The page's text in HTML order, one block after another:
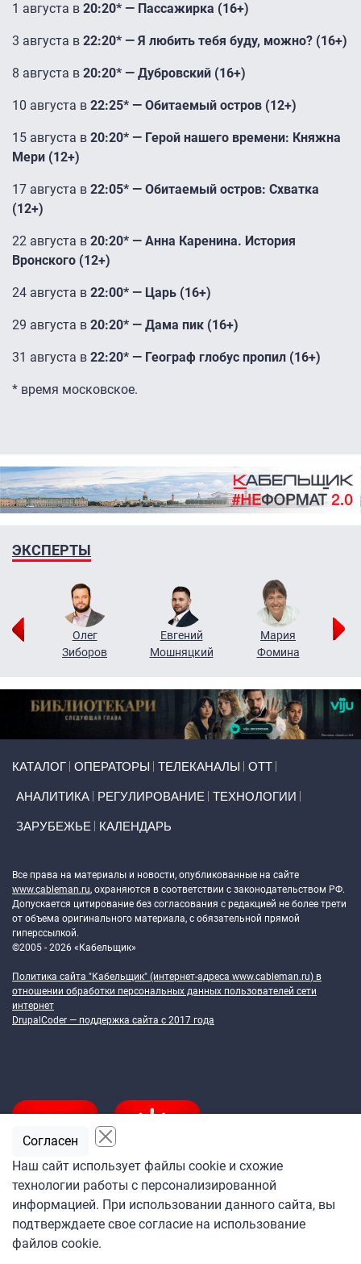
1 августа в 20:20* — Пассажирка (16+)
3 августа в 22:20* — Я любить тебя буду, можно? (16+)
8 августа в 20:20* — Дубровский (16+)
10 августа в 22:25* — Обитаемый остров (12+)
15 августа в 20:20* — Герой нашего времени: Княжна
Мери (12+)
17 августа в 22:05* — Обитаемый остров: Схватка
(12+)
22 августа в 20:20* — Анна Каренина. История
Вронского (12+)
24 августа в 22:00* — Царь (16+)
29 августа в 20:20* — Дама пик (16+)
31 августа в 22:20* — Географ глобус пропил (16+)
* время московское.
ЭКСПЕРТЫ
Олег
Зиборов
Евгений
Мошняцкий
Мария
Фомина
КАТАЛОГ ОПЕРАТОРЫ ТЕЛЕКАНАЛЫ ОТТ
АНАЛИТИКА РЕГУЛИРОВАНИЕ ТЕХНОЛОГИИ
ЗАРУБЕЖЬЕ КАЛЕНДАРЬ
Все права на материалы и новости, опубликованные на сайте
www.cableman.ru, охраняются в соответствии с законодательством РФ.
Допускается цитирование без согласования с редакцией не более трети
от объема оригинального материала, с обязательной прямой
гиперссылкой.
©2005 - 2026 «Кабельщик»
Политика сайта "Кабельщик" (интернет-адреса www.cableman.ru) в
отношении обработки персональных данных пользователей сети
интернет
DrupalCoder — поддержка сайта c 2017 года
Подпишитесь
на ежедневную рассылку
«Кабельщика»
Наш сайт использует файлы cookie и схожие
технологии работы с персонализированной
информацией. При использовании данного сайта, вы
подтверждаете свое согласие на использование
файлов cookie.
Согласен